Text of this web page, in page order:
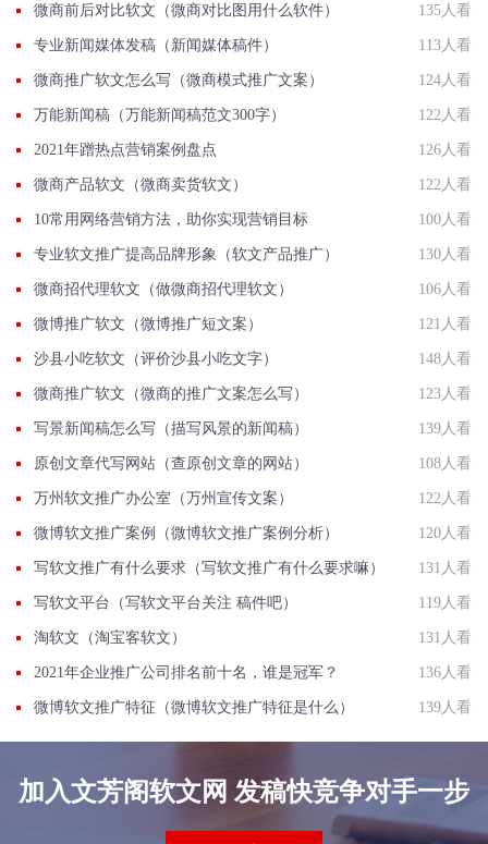
微商前后对比软文（微商对比图用什么软件） 135人看
专业新闻媒体发稿（新闻媒体稿件） 113人看
微商推广软文怎么写（微商模式推广文案） 124人看
万能新闻稿（万能新闻稿范文300字） 122人看
2021年蹭热点营销案例盘点 126人看
微商产品软文（微商卖货软文） 122人看
10常用网络营销方法，助你实现营销目标 100人看
专业软文推广提高品牌形象（软文产品推广） 130人看
微商招代理软文（做微商招代理软文） 106人看
微博推广软文（微博推广短文案） 121人看
沙县小吃软文（评价沙县小吃文字） 148人看
微商推广软文（微商的推广文案怎么写） 123人看
写景新闻稿怎么写（描写风景的新闻稿） 139人看
原创文章代写网站（查原创文章的网站） 108人看
万州软文推广办公室（万州宣传文案） 122人看
微博软文推广案例（微博软文推广案例分析） 120人看
写软文推广有什么要求（写软文推广有什么要求嘛） 131人看
写软文平台（写软文平台关注 稿件吧） 119人看
淘软文（淘宝客软文） 131人看
2021年企业推广公司排名前十名，谁是冠军？ 136人看
微博软文推广特征（微博软文推广特征是什么） 139人看
加入文芳阁软文网 发稿快竞争对手一步